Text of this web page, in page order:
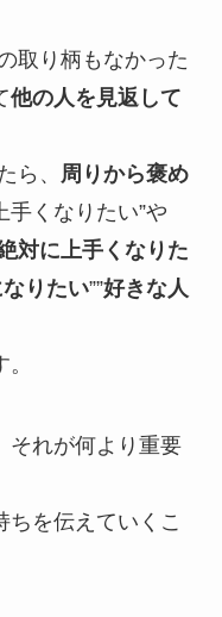
取り柄もなかった
他の人を見返して
ら、 周りから褒め
手くなりたい”や
対に上手くなりた
りたい””好きな人
それが何より重要
ちを伝えていくこ